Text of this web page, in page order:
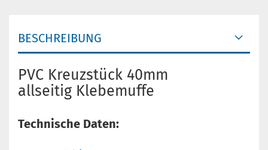
BESCHREIBUNG
PVC Kreuzstück 40mm
allseitig Klebemuffe
Technische Daten: